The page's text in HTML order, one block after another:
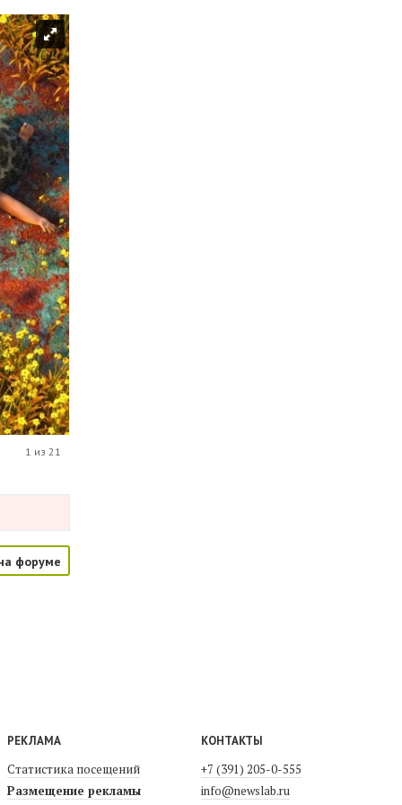
1 из 21
форуме
РЕКЛАМА
Статистика посещений
Размещение рекламы
КОНТАКТЫ
+7 (391) 205-0-555
info@newslab.ru